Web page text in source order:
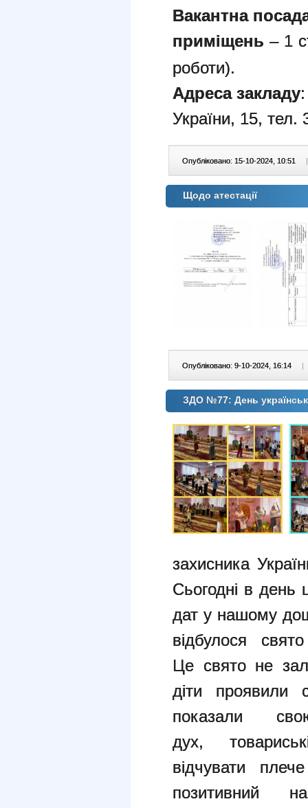
Вакантна
приміщень – 1
роботи).
Адреса закладу:
України, 15, тел.
Опубліковано: 15-10-2024, 10:51 |
Щодо атестації
Опубліковано: 9-10-2024, 16:14 |
ЗДО №77: День
захисника
Сьогодні в день
дат у нашому
відбулося
Це свято не
діти
показали
дух,
відчувати
позитивний